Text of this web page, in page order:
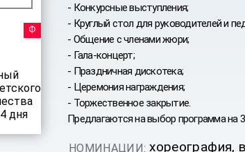
ФЕСТИВАЛЬ
- Конкурсные выступления;
- Круглый стол для руководителей и
- Общение с членами жюри;
- Гала-концерт;
- Праздничная дискотека;
- Церемония награждения;
- Торжественное закрытие.
Предлагаются на выбор программа на
НОМИНАЦИИ: хореография,